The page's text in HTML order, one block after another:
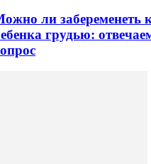
ли забеременеть
грудью: